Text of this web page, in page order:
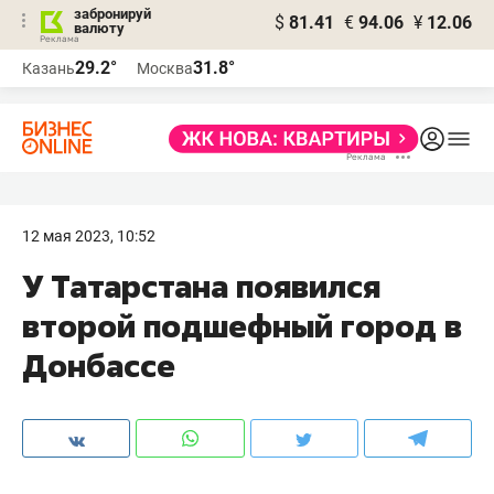
забронируй
валюту
$ 81.41 € 94.06 ¥ 12.06
Казань29.2° Москва31.8°
12 мая 2023, 10:52
У Татарстана появился
второй подшефный город в
Донбассе